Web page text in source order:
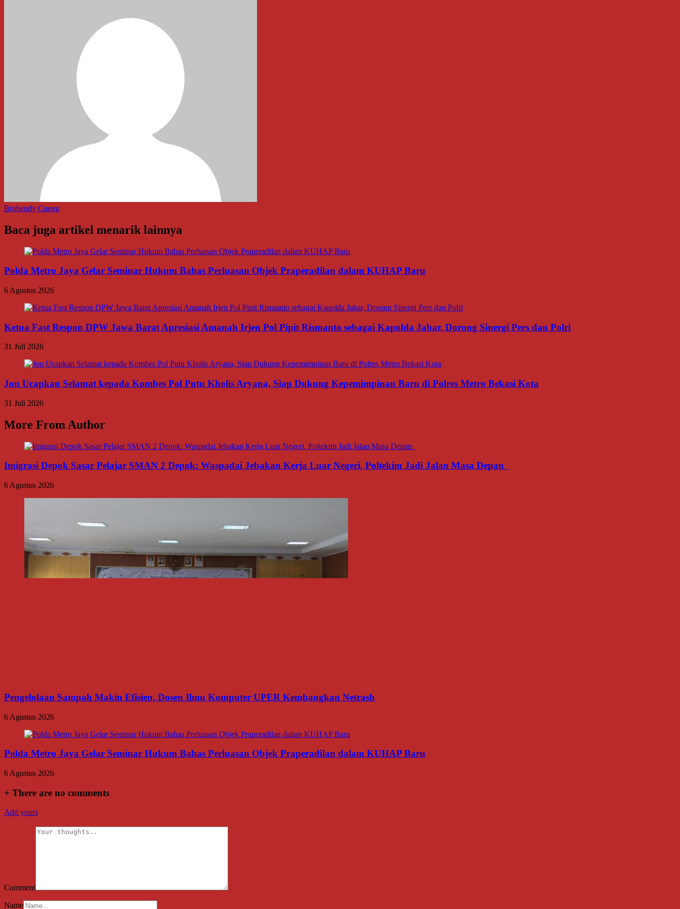
Brohendy Cueng
Baca juga artikel menarik lainnya
Polda Metro Jaya Gelar Seminar Hukum Bahas Perluasan Objek Praperadilan dalam KUHAP Baru
6 Agustus 2026
Ketua Fast Respon DPW Jawa Barat Apresiasi Amanah Irjen Pol Pipit Rismanto sebagai Kapolda Jabar, Dorong Sinergi Pers dan Polri
31 Juli 2026
Jon Ucapkan Selamat kepada Kombes Pol Putu Kholis Aryana, Siap Dukung Kepemimpinan Baru di Polres Metro Bekasi Kota
31 Juli 2026
More From Author
Imigrasi Depok Sasar Pelajar SMAN 2 Depok: Waspadai Jebakan Kerja Luar Negeri, Poltekim Jadi Jalan Masa Depan
6 Agustus 2026
Pengelolaan Sampah Makin Efisien, Dosen Ilmu Komputer UPER Kembangkan Netrash
6 Agustus 2026
Polda Metro Jaya Gelar Seminar Hukum Bahas Perluasan Objek Praperadilan dalam KUHAP Baru
6 Agustus 2026
+ There are no comments
Add yours
Comment
Name